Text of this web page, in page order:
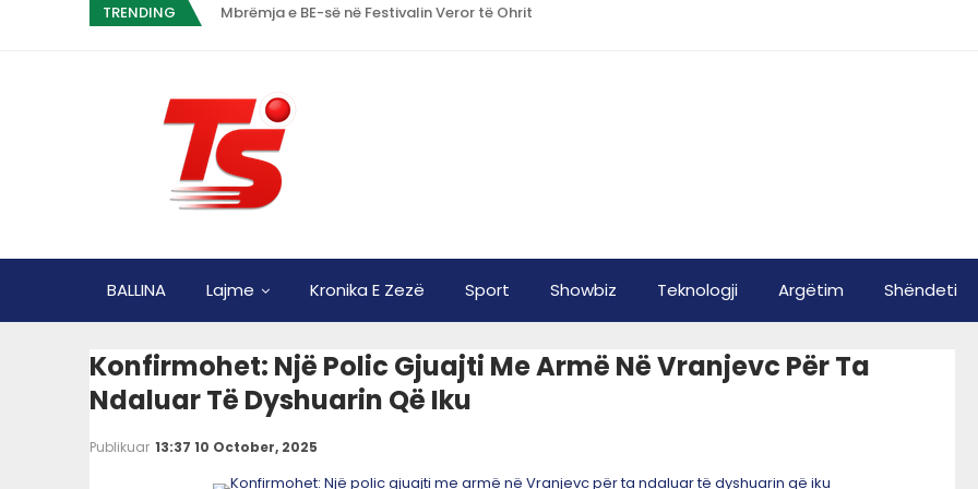
TRENDING Mbrëmja e BE-së në Festivalin Veror të Ohrit
BALLINA Lajme Kronika E Zezë Sport Showbiz Teknologji Argëtim Shëndeti
Konfirmohet: Një Polic Gjuajti Me Armë Në Vranjevc Për Ta
Ndaluar Të Dyshuarin Që Iku
Publikuar 13:37 10 October, 2025